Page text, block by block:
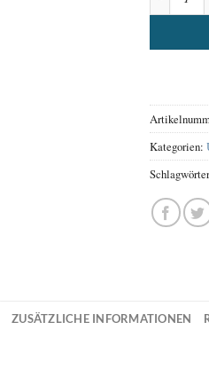
Kategorien:
ZUSÄTZLICHE INFORMATIONEN